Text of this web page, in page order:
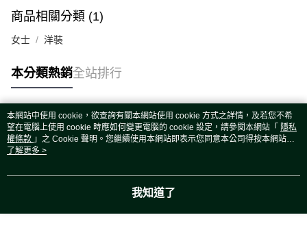
宅配(外島)
每筆NT$120，滿NT$5,000(含以上)免運費
商品相關分類 (1)
女士 洋裝
本分類熱銷全站排行
熱門標籤
本網站中使用 cookie，欲查詢有關本網站使用 cookie 方式之詳情，及若您不希
望在電腦上使用 cookie 時應如何變更電腦的 cookie 設定，請參閱本網站「 隱私
權條款 」之 Cookie 聲明。您繼續使用本網站即表示您同意本公司得按本網站使
用條款之 Cookie 聲明使用 cookie。
了解更多 >
我知道了